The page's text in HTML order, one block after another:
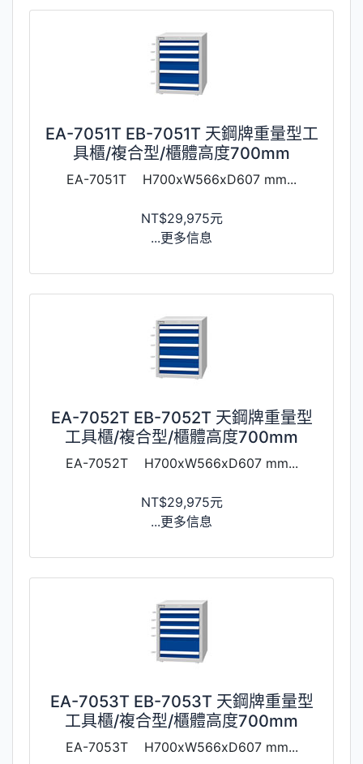
EA-7051T EB-7051T 天鋼牌重量型工
具櫃/複合型/櫃體高度700mm
EA-7051T H700xW566xD607 mm...
NT$29,975元
...更多信息
EA-7052T EB-7052T 天鋼牌重量型
工具櫃/複合型/櫃體高度700mm
EA-7052T H700xW566xD607 mm...
NT$29,975元
...更多信息
EA-7053T EB-7053T 天鋼牌重量型
工具櫃/複合型/櫃體高度700mm
EA-7053T H700xW566xD607 mm...